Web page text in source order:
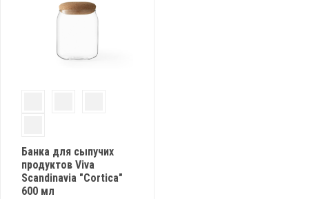
Банка для сыпучих
продуктов Viva
Scandinavia "Cortica"
600 мл